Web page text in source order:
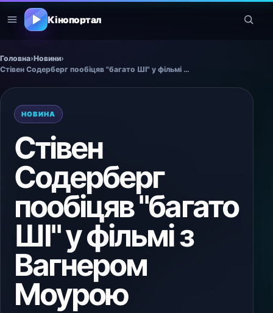
Кінопортал
Головна›Новини›
Стівен Содерберг пообіцяв "багато ШІ" у фільмі з Вагнером Моурою
НОВИНА
Стівен
Содерберг
пообіцяв "багато
ШІ" у фільмі з
Вагнером
Моурою